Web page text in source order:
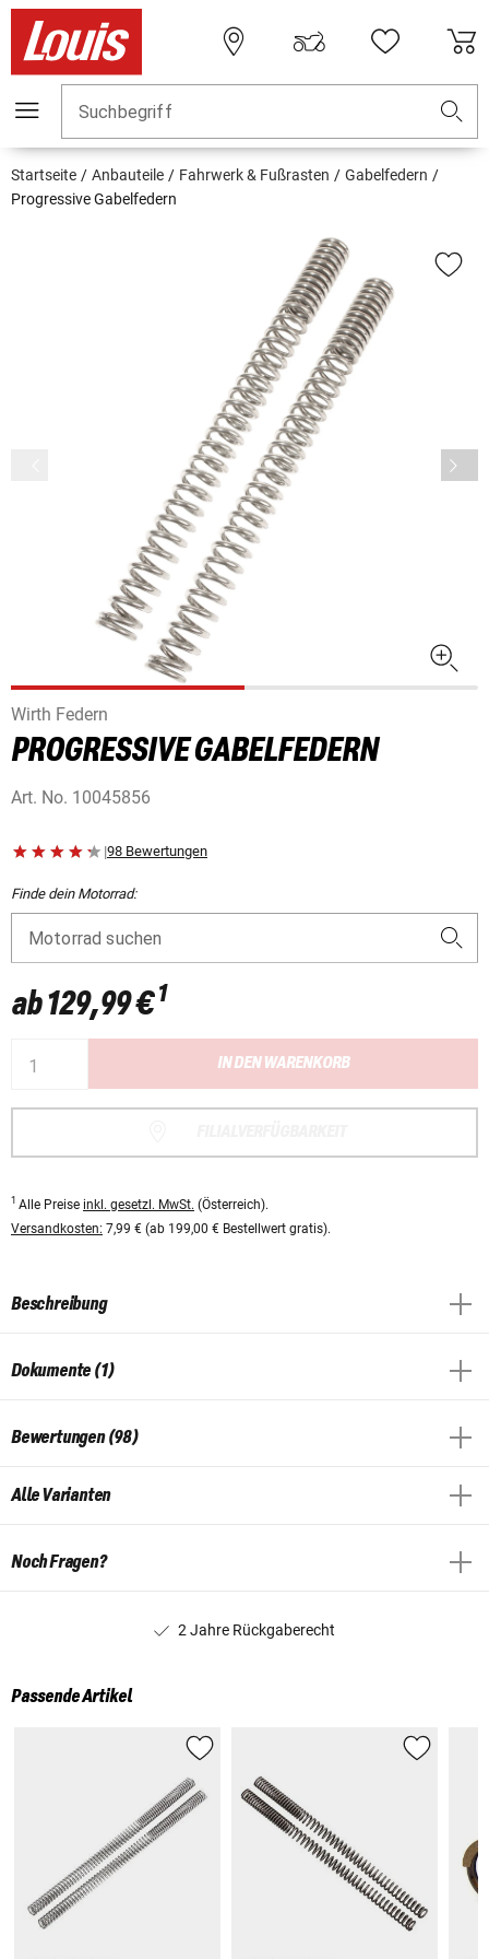
Suchbegriff
Startseite Anbauteile Fahrwerk & Fußrasten
Gabelfedern
Progressive Gabelfedern
Wirth Federn
PROGRESSIVE GABELFEDERN
Art. No. 10045856
|98 Bewertungen
Finde dein Motorrad:
Motorrad suchen
ab129,99 €1
IN DEN WARENKORB
1 Alle Preise inkl. gesetzl. MwSt. (Österreich).
Versandkosten: 7,99 € (ab 199,00 € Bestellwert gratis).
Beschreibung
Dokumente (1)
Bewertungen (98)
Alle Varianten
Noch Fragen?
2 Jahre Rückgaberecht
Passende Artikel